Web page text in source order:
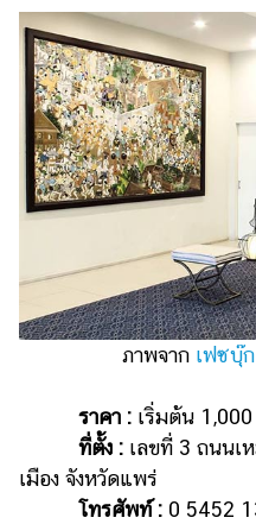
ภาพจาก เฟซบุ๊
ราคา : เริ่มต้น
ที่ตั้ง : เลขที่ 3 ถนนเ
เมือง จังหวัดแพร่
โทรศัพท์ : 0 5452